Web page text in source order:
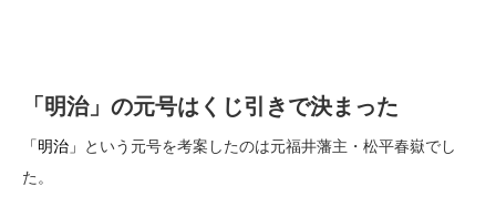
「明治」の元号はくじ引きで決まった
「明治」
という元号を考案したのは元福井藩主・松平春嶽でし
た。